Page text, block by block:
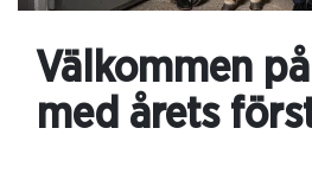
Välkommen
med årets